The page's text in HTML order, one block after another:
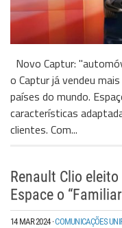
Novo Captur:
o Captur já vendeu
países do mundo.
características
clientes. Com...
Renault Clio eleito
Espace o
14 MAR 2024·COMUNICAÇÕES